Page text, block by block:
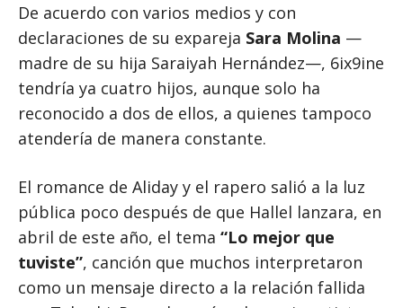
De acuerdo con varios medios y con
declaraciones de su expareja Sara Molina —
madre de su hija Saraiyah Hernández—, 6ix9ine
tendría ya cuatro hijos, aunque solo ha
reconocido a dos de ellos, a quienes tampoco
atendería de manera constante.
El romance de Aliday y el rapero salió a la luz
pública poco después de que Hallel lanzara, en
abril de este año, el tema “Lo mejor que
tuviste”, canción que muchos interpretaron
como un mensaje directo a la relación fallida